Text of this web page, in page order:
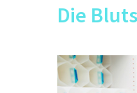
Die